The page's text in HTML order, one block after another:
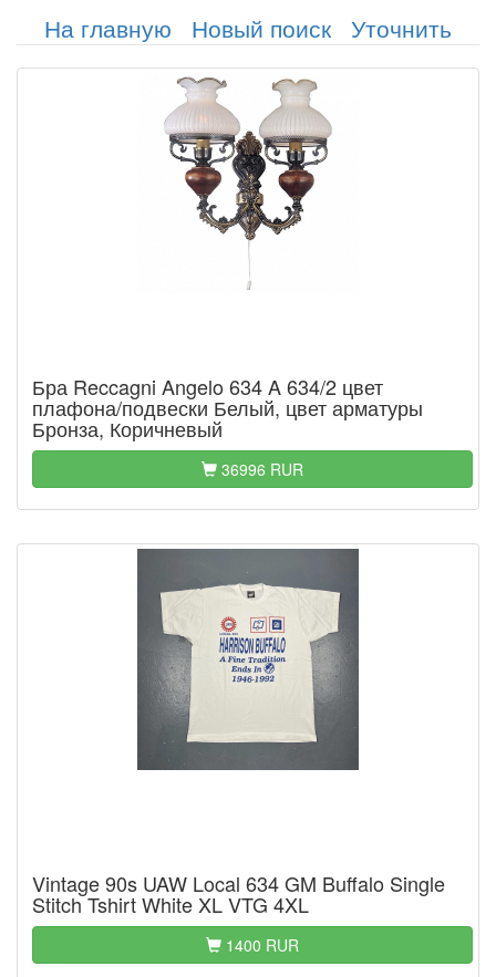
На главную Новый поиск Уточнить
Бра Reccagni Angelo 634 A 634/2 цвет
плафона/подвески Белый, цвет арматуры
Бронза, Коричневый
36996 RUR
Vintage 90s UAW Local 634 GM Buffalo Single
Stitch Tshirt White XL VTG 4XL
1400 RUR